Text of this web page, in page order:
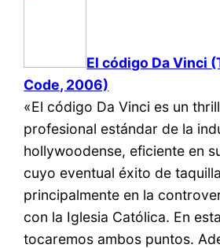
El código Da Vinci
Code, 2006)
«El código Da Vinci es un
profesional estándar de la
hollywoodense, eficiente en
cuyo eventual éxito de
principalmente en la
con la Iglesia Católica. En
tocaremos ambos puntos.